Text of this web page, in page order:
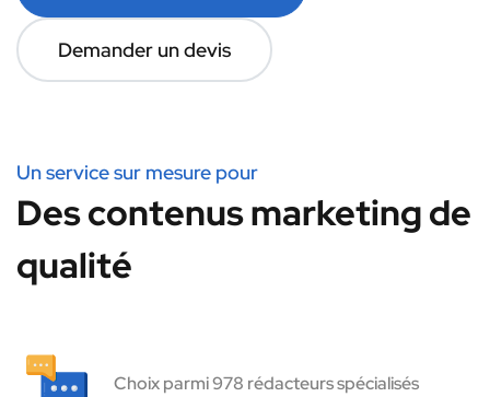
Demander un devis
Un service sur mesure pour
Des contenus marketing de
qualité
Choix parmi 978 rédacteurs spécialisés